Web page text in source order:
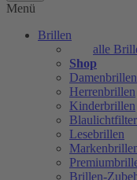
Menü
Brillen
alle
Shop
Damenbrillen
Herrenbrillen
Kinderbrillen
Lesebrillen
Brillen-